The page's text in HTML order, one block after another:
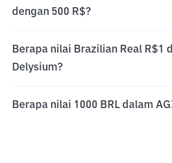
dengan 500 R$?
Berapa nilai Brazilian Real R$1
Delysium?
Berapa nilai 1000 BRL dalam